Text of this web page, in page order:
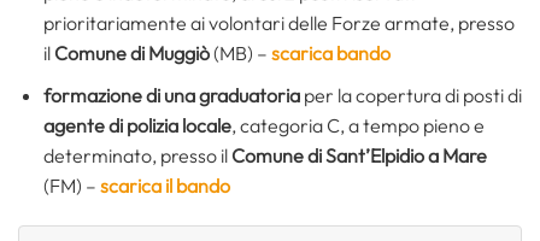
prioritariamente ai volontari delle Forze armate, presso
il Comune di Muggiò(MB) – scarica bando
formazione di una graduatoriaper la copertura di posti di
agente di polizia locale, categoria C, a tempo pieno e
determinato, presso il Comune di Sant’Elpidio a Mare
(FM) – scarica il bando